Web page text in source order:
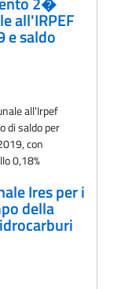
all'IRPEF
e saldo
all'Irpef
di saldo per
con
0,18%
Ires per i
della